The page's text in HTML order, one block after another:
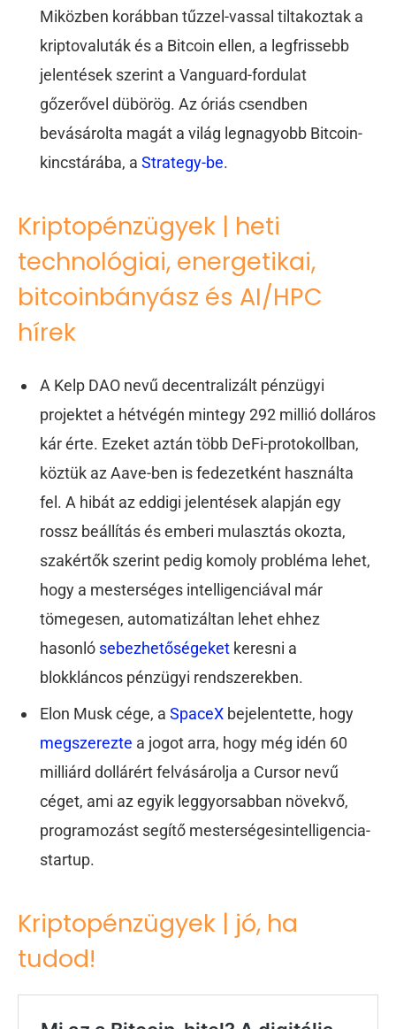
Miközben korábban tűzzel-vassal tiltakoztak a
kriptovaluták és a Bitcoin ellen, a legfrissebb
jelentések szerint a Vanguard-fordulat
gőzerővel dübörög. Az óriás csendben
bevásárolta magát a világ legnagyobb Bitcoin-
kincstárába, a Strategy-be.
Kriptopénzügyek | heti
technológiai, energetikai,
bitcoinbányász és AI/HPC
hírek
A Kelp DAO nevű decentralizált pénzügyi
projektet a hétvégén mintegy 292 millió dolláros
kár érte. Ezeket aztán több DeFi-protokollban,
köztük az Aave-ben is fedezetként használta
fel. A hibát az eddigi jelentések alapján egy
rossz beállítás és emberi mulasztás okozta,
szakértők szerint pedig komoly probléma lehet,
hogy a mesterséges intelligenciával már
tömegesen, automatizáltan lehet ehhez
hasonló sebezhetőségeket keresni a
blokkláncos pénzügyi rendszerekben.
Elon Musk cége, a SpaceX bejelentette, hogy
megszerezte a jogot arra, hogy még idén 60
milliárd dollárért felvásárolja a Cursor nevű
céget, ami az egyik leggyorsabban növekvő,
programozást segítő mesterségesintelligencia-
startup.
Kriptopénzügyek | jó, ha
tudod!